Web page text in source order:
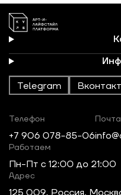
Telegram
Телефон
+7 906 078-85-06
Почта
Работаем
Пн-Пт c 12:00 до 21:00
Адрес